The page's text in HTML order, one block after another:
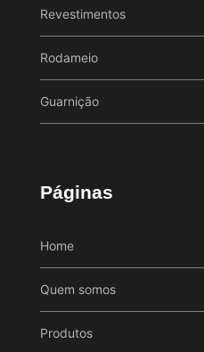
Revestimentos
Rodameio
Guarnição
Páginas
Home
Quem somos
Produtos